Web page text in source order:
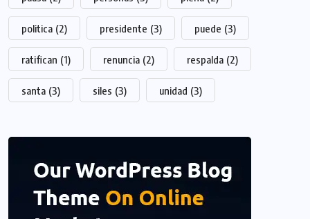
politica (2) presidente (3) puede (3)
ratifican (1) renuncia (2) respalda (2)
santa (3) siles (3) unidad (3)